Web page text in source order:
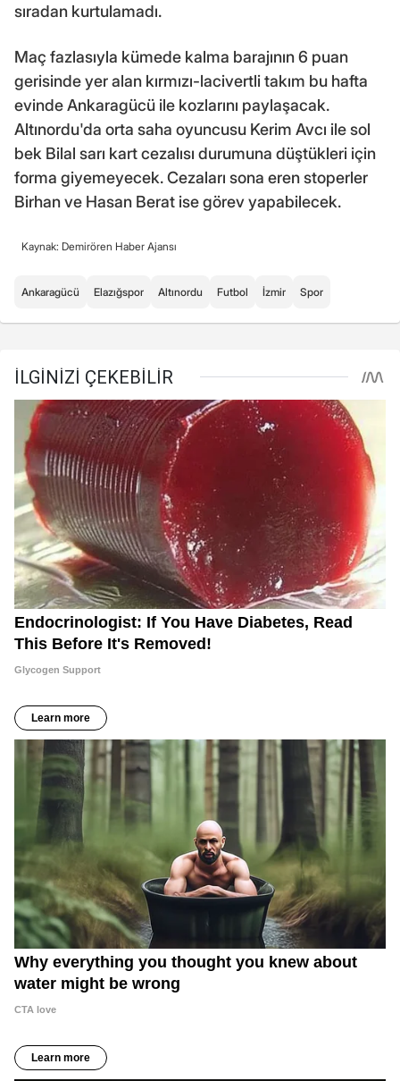
sıradan kurtulamadı.
Maç fazlasıyla kümede kalma barajının 6 puan
gerisinde yer alan kırmızı-lacivertli takım bu hafta
evinde Ankaragücü ile kozlarını paylaşacak.
Altınordu'da orta saha oyuncusu Kerim Avcı ile sol
bek Bilal sarı kart cezalısı durumuna düştükleri için
forma giyemeyecek. Cezaları sona eren stoperler
Birhan ve Hasan Berat ise görev yapabilecek.
Kaynak: Demirören Haber Ajansı
Ankaragücü Elazığspor Altınordu Futbol İzmir Spor